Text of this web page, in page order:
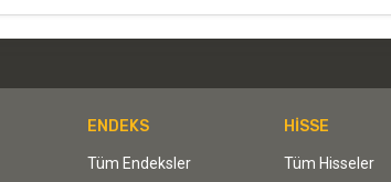
ENDEKS
Tüm Endeksler
HİSSE
Tüm Hisseler